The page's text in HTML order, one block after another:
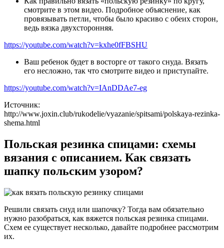
смотрите в этом видео. Подробное объяснение, как
провязывать петли, чтобы было красиво с обеих сторон,
ведь вязка двухсторонняя.
https://youtube.com/watch?v=kxhe0fFBSHU
Ваш ребенок будет в восторге от такого снуда. Вязать
его несложно, так что смотрите видео и приступайте.
https://youtube.com/watch?v=IAnDDAe7-eg
Источник:
http://www.joxin.club/rukodelie/vyazanie/spitsami/polskaya-rezinka-
shema.html
Польская резинка спицами: схемы
вязания с описанием. Как связать
шапку польским узором?
Решили связать снуд или шапочку? Тогда вам обязательно
нужно разобраться, как вяжется польская резинка спицами.
Схем ее существует несколько, давайте подробнее рассмотрим
их.